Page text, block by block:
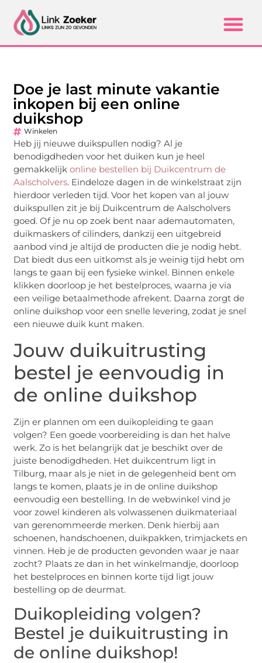
Doe je last minute vakantie
inkopen bij een online
duikshop
Winkelen
Heb jij nieuwe duikspullen nodig? Al je
benodigdheden voor het duiken kun je heel
gemakkelijkonline bestellen bij Duikcentrum de
Aalscholvers. Eindeloze dagen in de winkelstraat zijn
hierdoor verleden tijd. Voor het kopen van al jouw
duikspullen zit je bij Duikcentrum de Aalscholvers
goed. Of je nu op zoek bent naar ademautomaten,
duikmaskers of cilinders, dankzij een uitgebreid
aanbod vind je altijd de producten die je nodig hebt.
Dat biedt dus een uitkomst als je weinig tijd hebt om
langs te gaan bij een fysieke winkel. Binnen enkele
klikken doorloop je het bestelproces, waarna je via
een veilige betaalmethode afrekent. Daarna zorgt de
online duikshop voor een snelle levering, zodat je snel
een nieuwe duik kunt maken.
Jouw duikuitrusting
bestel je eenvoudig in
de online duikshop
Zijn er plannen om een duikopleiding te gaan
volgen? Een goede voorbereiding is dan het halve
werk. Zo is het belangrijk dat je beschikt over de
juiste benodigdheden. Het duikcentrum ligt in
Tilburg, maar als je niet in de gelegenheid bent om
langs te komen, plaats je in de online duikshop
eenvoudig een bestelling. In de webwinkel vind je
voor zowel kinderen als volwassenen duikmateriaal
van gerenommeerde merken. Denk hierbij aan
schoenen, handschoenen, duikpakken, trimjackets en
vinnen. Heb je de producten gevonden waar je naar
zocht? Plaats ze dan in het winkelmandje, doorloop
het bestelproces en binnen korte tijd ligt jouw
bestelling op de deurmat.
Duikopleiding volgen?
Bestel je duikuitrusting in
de online duikshop!